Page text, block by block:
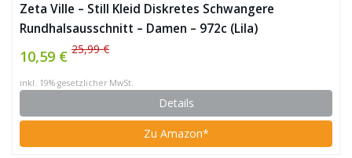
Zeta Ville – Still Kleid Diskretes Schwangere
Rundhalsausschnitt – Damen – 972c (Lila)
10,59 € 25,99 €
inkl. 19% gesetzlicher MwSt.
Details
Zu Amazon*